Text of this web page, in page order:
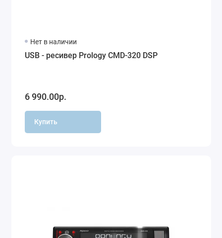
Нет в наличии
USB - ресивер Prology CMD-320 DSP
6 990.00р.
Купить